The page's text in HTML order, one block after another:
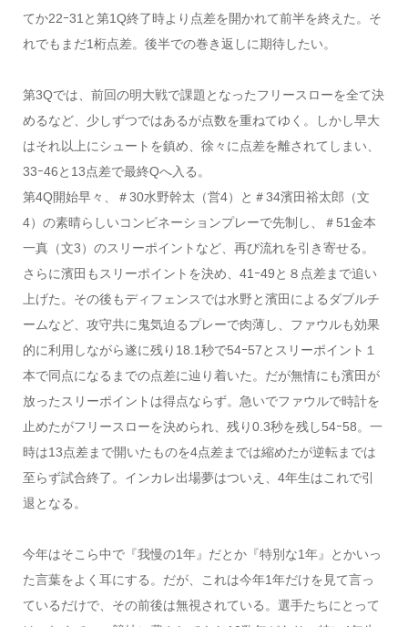
てか22ｰ31と第1Q終了時より点差を開かれて前半を終えた。そ
れでもまだ1桁点差。後半での巻き返しに期待したい。
第3Qでは、前回の明大戦で課題となったフリースローを全て決
めるなど、少しずつではあるが点数を重ねてゆく。しかし早大
はそれ以上にシュートを鎮め、徐々に点差を離されてしまい、
33ｰ46と13点差で最終Qへ入る。
第4Q開始早々、＃30水野幹太（営4）と＃34濱田裕太郎（文
4）の素晴らしいコンビネーションプレーで先制し、＃51金本
一真（文3）のスリーポイントなど、再び流れを引き寄せる。
さらに濱田もスリーポイントを決め、41ｰ49と８点差まで追い
上げた。その後もディフェンスでは水野と濱田によるダブルチ
ームなど、攻守共に鬼気迫るプレーで肉薄し、ファウルも効果
的に利用しながら遂に残り18.1秒で54ｰ57とスリーポイント１
本で同点になるまでの点差に辿り着いた。だが無情にも濱田が
放ったスリーポイントは得点ならず。急いでファウルで時計を
止めたがフリースローを決められ、残り0.3秒を残し54ｰ58。一
時は13点差まで開いたものを4点差までは縮めたが逆転までは
至らず試合終了。インカレ出場夢はついえ、4年生はこれで引
退となる。
今年はそこら中で『我慢の1年』だとか『特別な1年』とかいっ
た言葉をよく耳にする。だが、これは今年1年だけを見て言っ
ているだけで、その前後は無視されている。選手たちにとって